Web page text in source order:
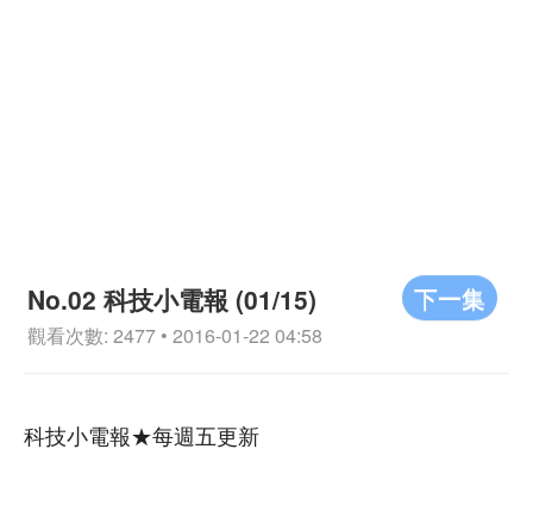
下一集
No.02 科技小電報 (01/15)
觀看次數: 2477 • 2016-01-22 04:58
科技小電報★每週五更新